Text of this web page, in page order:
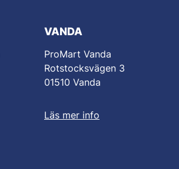
VANDA
ProMart Vanda
Rotstocksvägen 3
01510 Vanda
Läs mer info